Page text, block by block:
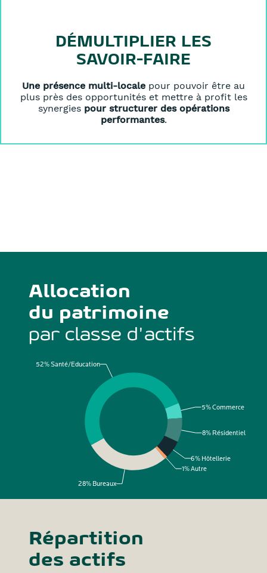
DÉMULTIPLIER LES
SAVOIR-FAIRE
Une présence multi-locale pour pouvoir être au
plus près des opportunités et mettre à profit les
synergies pour structurer des opérations
performantes.
Allocation
du patrimoine
par classe d'actifs
Répartition
des actifs